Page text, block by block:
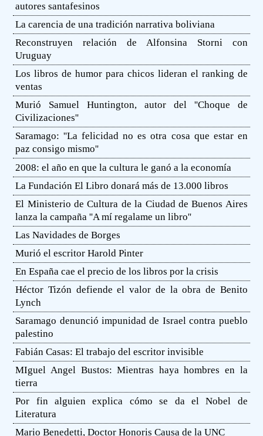
autores santafesinos
La carencia de una tradición narrativa boliviana
Reconstruyen relación de Alfonsina Storni con
Uruguay
Los libros de humor para chicos lideran el ranking de
ventas
Murió Samuel Huntington, autor del ''Choque de
Civilizaciones''
Saramago: ''La felicidad no es otra cosa que estar en
paz consigo mismo''
2008: el año en que la cultura le ganó a la economía
La Fundación El Libro donará más de 13.000 libros
El Ministerio de Cultura de la Ciudad de Buenos Aires
lanza la campaña ''A mí regalame un libro''
Las Navidades de Borges
Murió el escritor Harold Pinter
En España cae el precio de los libros por la crisis
Héctor Tizón defiende el valor de la obra de Benito
Lynch
Saramago denunció impunidad de Israel contra pueblo
palestino
Fabián Casas: El trabajo del escritor invisible
MIguel Angel Bustos: Mientras haya hombres en la
tierra
Por fin alguien explica cómo se da el Nobel de
Literatura
Mario Benedetti, Doctor Honoris Causa de la UNC